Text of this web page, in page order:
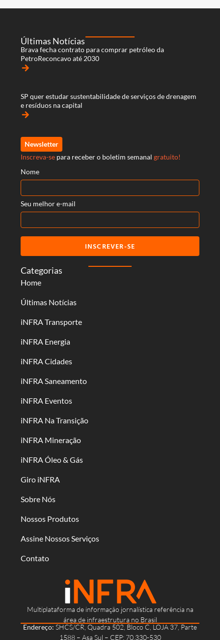
Multiplataforma de informação jornalística referência na
área de infraestrutura no Brasil
Endereço: SHCS/CR, Quadra 502, Bloco C, LOJA 37, Parte
1588 – Asa Sul – CEP: 70.330-530
Categorias
Home
Últimas Notícias
iNFRA Transporte
iNFRA Energia
iNFRA Cidades
iNFRA Saneamento
iNFRA Eventos
iNFRA Na Transição
iNFRA Mineração
iNFRA Óleo & Gás
Giro iNFRA
Sobre Nós
Nossos Produtos
Assine Nossos Serviços
Contato
Últimas Notícias
Brava fecha contrato para comprar petróleo da
PetroReconcavo até 2030
arrow_forward
SP quer estudar sustentabilidade de serviços de drenagem
e resíduos na capital
arrow_forward
Newsletter
Inscreva-se para receber o boletim semanal gratuito!
Nome
Seu melhor e-mail
INSCREVER-SE